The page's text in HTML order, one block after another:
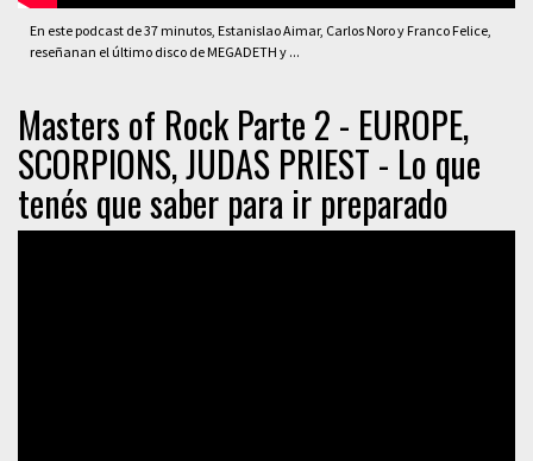
En este podcast de 37 minutos, Estanislao Aimar, Carlos Noro y Franco Felice,
reseñanan el último disco de MEGADETH y ...
Masters of Rock Parte 2 - EUROPE,
SCORPIONS, JUDAS PRIEST - Lo que
tenés que saber para ir preparado